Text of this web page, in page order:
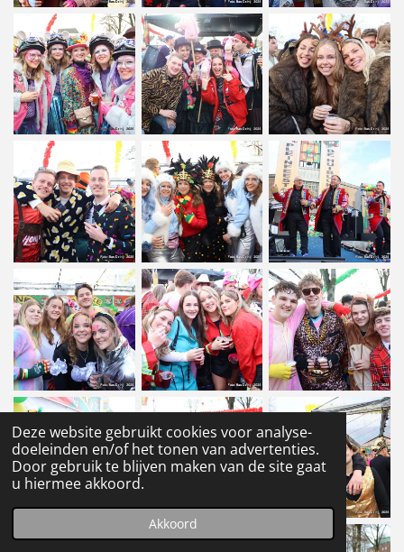
Deze website gebruikt cookies voor analyse-
doeleinden en/of het tonen van advertenties.
Door gebruik te blijven maken van de site gaat
u hiermee akkoord.
Akkoord